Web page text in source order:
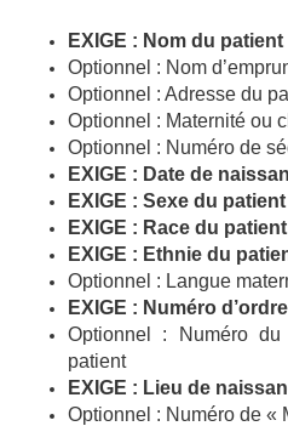
EXIGE : Nom du
Optionnel : Nom
Optionnel : Adresse du
Optionnel : Maternité ou
Optionnel : Numéro de
EXIGE : Date de
EXIGE : Sexe du patient
EXIGE : Race du patient
EXIGE : Ethnie du
Optionnel : Langue
EXIGE : Numéro
Optionnel : Numéro
patient
EXIGE : Lieu de
Optionnel : Numéro de «